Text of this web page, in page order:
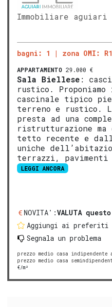
Immobiliare aguiari
bagni: 1 zona OMI: R1
APPARTAMENTO 29.000 €
Sala Biellese :
rustico.
cascinale tipico
terreno e rustico.
presta ad una
ristrutturazione
tetto recente e
uniche
terrazzi, pavimenti
LEGGI ANCORA
NOVITA':VALUTA
Aggiungi ai preferiti
Segnala un problema
prezzo medio casa indipendente
prezzo medio casa
€/m²